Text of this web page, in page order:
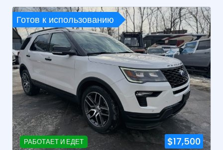
Готов к использованию
РАБОТАЕТ И ЕДЕТ $17,500